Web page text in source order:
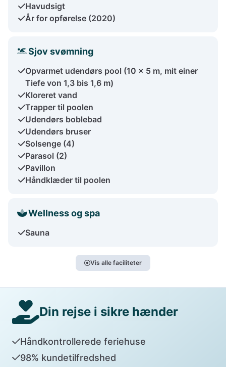
Havudsigt
År for opførelse (2020)
Sjov svømning
Opvarmet udendørs pool (10 x 5 m, mit einer
Tiefe von 1,3 bis 1,6 m)
Kloreret vand
Trapper til poolen
Udendørs boblebad
Udendørs bruser
Solsenge (4)
Parasol (2)
Pavillon
Håndklæder til poolen
Wellness og spa
Sauna
Vis alle faciliteter
Din rejse i sikre hænder
Håndkontrollerede feriehuse
98% kundetilfredshed